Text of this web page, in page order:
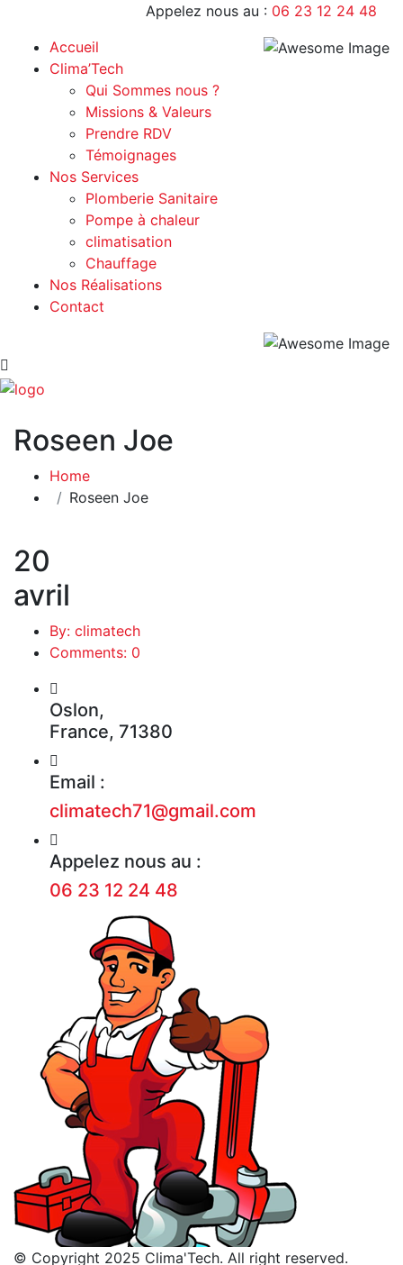
Appelez nous au : 06 23 12 24 48
Accueil
Clima’Tech
Qui Sommes nous ?
Missions & Valeurs
Prendre RDV
Témoignages
Nos Services
Plomberie Sanitaire
Pompe à chaleur
climatisation
Chauffage
Nos Réalisations
Contact
Roseen Joe
Home
Roseen Joe
20
avril
By: climatech
Comments: 0
Oslon,
France, 71380
Email :
climatech71@gmail.com
Appelez nous au :
06 23 12 24 48
© Copyright 2025 Clima'Tech. All right reserved.